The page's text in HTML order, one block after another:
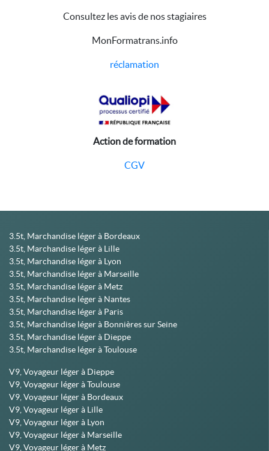
Consultez les avis de nos stagiaires
MonFormatrans.info
réclamation
Action de formation
CGV
3.5t, Marchandise léger à Bordeaux
3.5t, Marchandise léger à Lille
3.5t, Marchandise léger à Lyon
3.5t, Marchandise léger à Marseille
3.5t, Marchandise léger à Metz
3.5t, Marchandise léger à Nantes
3.5t, Marchandise léger à Paris
3.5t, Marchandise léger à Bonnières sur Seine
3.5t, Marchandise léger à Dieppe
3.5t, Marchandise léger à Toulouse
V9, Voyageur léger à Dieppe
V9, Voyageur léger à Toulouse
V9, Voyageur léger à Bordeaux
V9, Voyageur léger à Lille
V9, Voyageur léger à Lyon
V9, Voyageur léger à Marseille
V9, Voyageur léger à Metz